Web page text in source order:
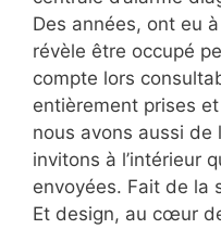
Des années, ont eu
révèle être occupé
compte lors
entièrement prises
nous avons aussi de
invitons à l’intérieur
envoyées. Fait de la
Et design, au cœur